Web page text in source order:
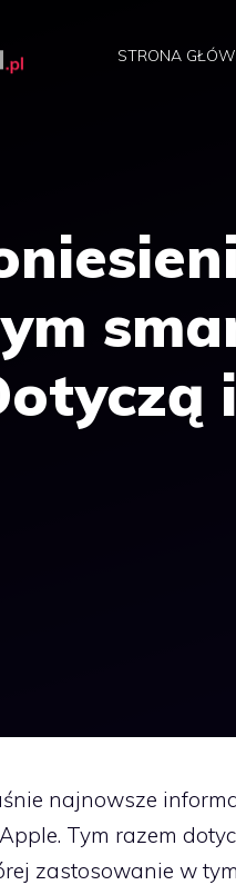
STRONA
najnowsze
Tym razem
zastosowanie w